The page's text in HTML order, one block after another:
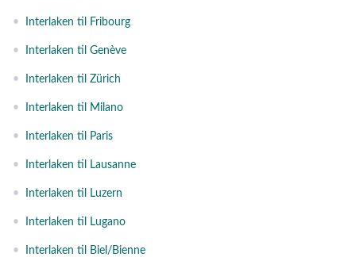
• Interlaken til Fribourg
• Interlaken til Genève
• Interlaken til Zürich
• Interlaken til Milano
• Interlaken til Paris
• Interlaken til Lausanne
• Interlaken til Luzern
• Interlaken til Lugano
• Interlaken til Biel/Bienne